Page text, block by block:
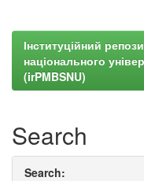
Інституційний
національного
(irPMBSNU)
Search
Search: